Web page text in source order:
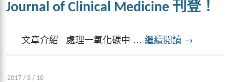
Journal of Clinical Medicine 刊登！
文章介紹 處理一氧化碳中 … 繼續閱讀 →
2017 / 8 / 10